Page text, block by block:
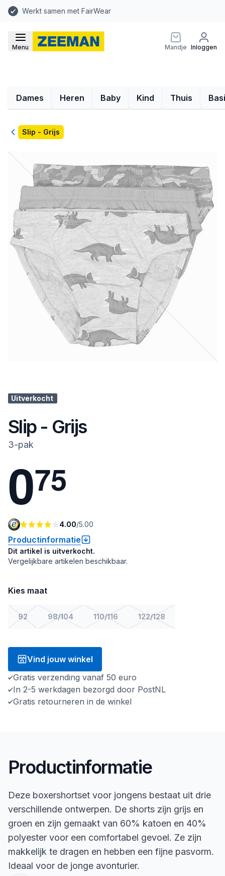
Werkt samen met FairWear
Menu Mandje Inloggen
Dames Heren Baby Kind Thuis
TerugSlip - Grijs
Uitverkocht
Slip - Grijs
3-pak
075
4.00/5.00
Productinformatie
Dit artikel is uitverkocht.
Vergelijkbare artikelen beschikbaar.
Kies maat
92 98/104 110/116 122/128
Vind jouw winkel
Gratis verzending vanaf 50 euro
In 2-5 werkdagen bezorgd door PostNL
Gratis retourneren in de winkel
Productinformatie
Deze boxershortset voor jongens bestaat uit drie
verschillende ontwerpen. De shorts zijn grijs en
groen en zijn gemaakt van 60% katoen en 40%
polyester voor een comfortabel gevoel. Ze zijn
makkelijk te dragen en hebben een fijne pasvorm.
Ideaal voor de jonge avonturier.